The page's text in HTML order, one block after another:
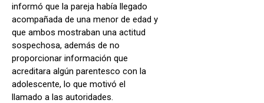
informó que la pareja había llegado
acompañada de una menor de edad y
que ambos mostraban una actitud
sospechosa, además de no
proporcionar información que
acreditara algún parentesco con la
adolescente, lo que motivó el
llamado a las autoridades.